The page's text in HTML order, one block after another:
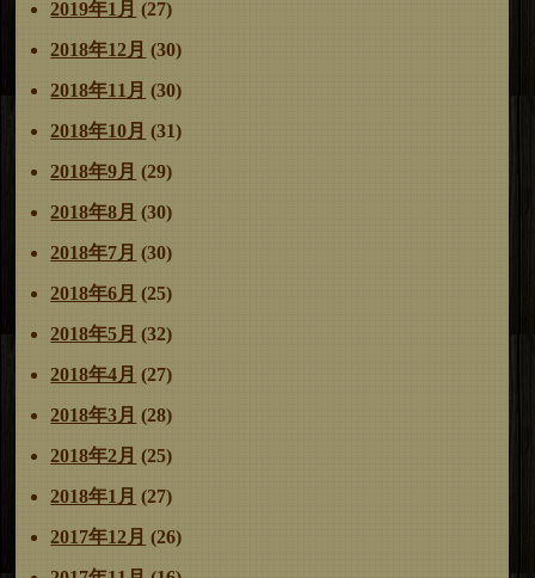
2019年1月 (27)
2018年12月 (30)
2018年11月 (30)
2018年10月 (31)
2018年9月 (29)
2018年8月 (30)
2018年7月 (30)
2018年6月 (25)
2018年5月 (32)
2018年4月 (27)
2018年3月 (28)
2018年2月 (25)
2018年1月 (27)
2017年12月 (26)